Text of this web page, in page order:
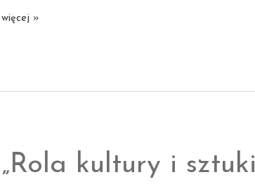
Uroczyste
Soli
więcej »
„Rola kultury i sztuki